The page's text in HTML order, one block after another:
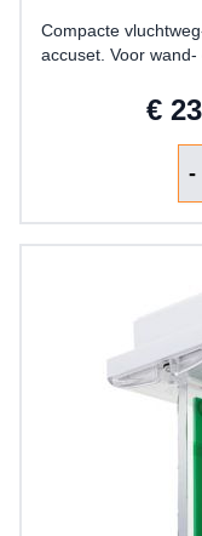
Compacte
accuset. Voor
€
-